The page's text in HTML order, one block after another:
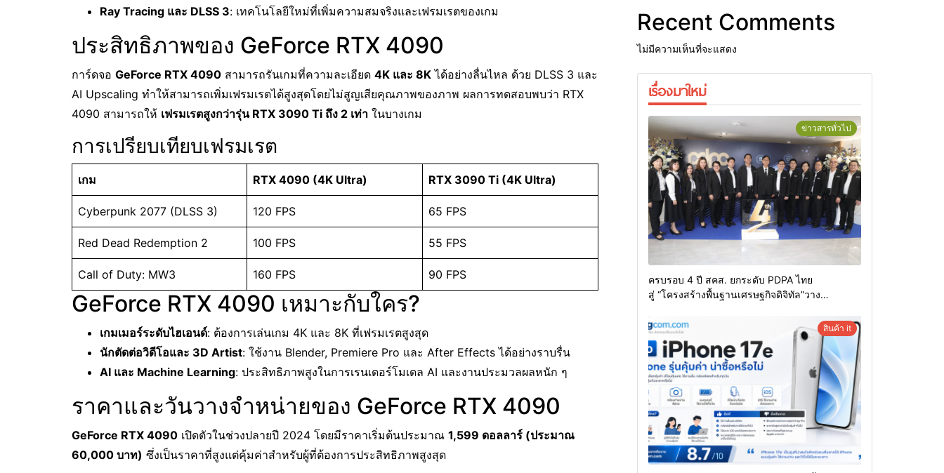
Ray Tracing และ DLSS 3: เทคโนโลยีใหม่ที่เพิ่มความสมจริงและเฟรมเรตของเกม
ประสิทธิภาพของ GeForce RTX 4090
การ์ดจอ GeForce RTX 4090 สามารถรันเกมที่ความละเอียด 4K และ 8K ได้อย่างลื่นไหล ด้วย DLSS 3 และ
AI Upscaling ทำให้สามารถเพิ่มเฟรมเรตได้สูงสุดโดยไม่สูญเสียคุณภาพของภาพ ผลการทดสอบพบว่า RTX
4090 สามารถให้ เฟรมเรตสูงกว่ารุ่น RTX 3090 Ti ถึง 2 เท่า ในบางเกม
การเปรียบเทียบเฟรมเรต
เกม RTX 4090 (4K Ultra) RTX 3090 Ti (4K Ultra)
Cyberpunk 2077 (DLSS 3) 120 FPS 65 FPS
Red Dead Redemption 2 100 FPS 55 FPS
Call of Duty: MW3 160 FPS 90 FPS
GeForce RTX 4090 เหมาะกับใคร?
เกมเมอร์ระดับไฮเอนด์: ต้องการเล่นเกม 4K และ 8K ที่เฟรมเรตสูงสุด
นักตัดต่อวิดีโอและ 3D Artist: ใช้งาน Blender, Premiere Pro และ After Effects ได้อย่างราบรื่น
AI และ Machine Learning: ประสิทธิภาพสูงในการเรนเดอร์โมเดล AI และงานประมวลผลหนัก ๆ
ราคาและวันวางจำหน่ายของ GeForce RTX 4090
GeForce RTX 4090 เปิดตัวในช่วงปลายปี 2024 โดยมีราคาเริ่มต้นประมาณ 1,599 ดอลลาร์ (ประมาณ
60,000 บาท) ซึ่งเป็นราคาที่สูงแต่คุ้มค่าสำหรับผู้ที่ต้องการประสิทธิภาพสูงสุด
Recent Comments
ไม่มีความเห็นที่จะแสดง
เรื่องมาใหม่
ข่าวสารทั่วไป
ครบรอบ 4 ปี สคส. ยกระดับ PDPA ไทย
สู่ “โครงสร้างพื้นฐานเศรษฐกิจดิจิทัล”วาง
ดิจิทัลที่ปลอดภัยและเชื่อมั่นได้
สินค้า it